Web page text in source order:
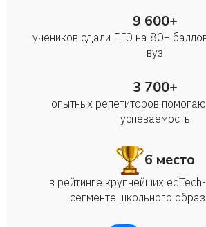
9 600+
учеников сдали ЕГЭ на 80+
вуз
3 700+
опытных репетиторов
успеваемость
6 место
в рейтинге крупнейших
сегменте школьного